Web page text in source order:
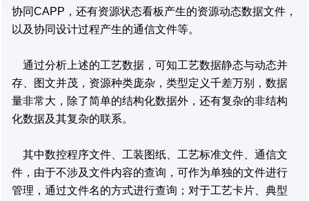
协同CAPP，还有资源状态看板产生的资源动态数据文件，
以及协同设计过程产生的通信文件等。
通过分析上述的工艺数据，可知工艺数据静态与动态并
存、图文并茂，资源种类庞杂，类型定义千差万别，数据
量非常大，除了简单的结构化数据外，还有复杂的非结构
化数据及其复杂的联系。
其中数控程序文件、工装图纸、工艺标准文件、通信文
件，由于不涉及文件内容的查询，可作为单独的文件进行
管理，通过文件名的方式进行查询；对于工艺卡片、典型